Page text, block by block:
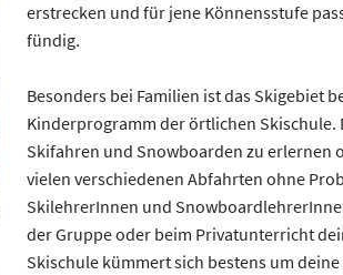
erstrecken und für jene Könnensstufe
fündig.
Besonders bei Familien ist das Skigebiet
Kinderprogramm der örtlichen
Skifahren und Snowboarden zu erlernen
vielen verschiedenen Abfahrten ohne
SkilehrerInnen und
der Gruppe oder beim Privatunterricht
Skischule kümmert sich bestens um